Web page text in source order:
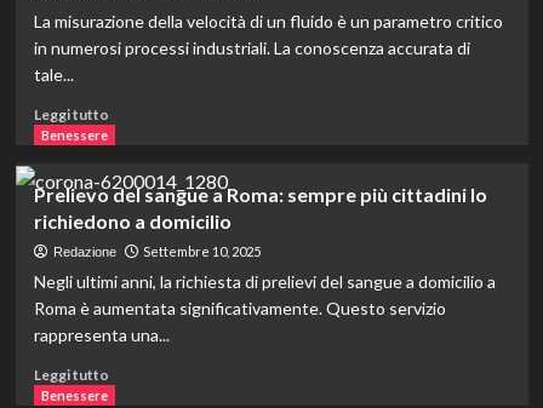
nelle
e
La misurazione della velocità di un fluido è un parametro critico
in numerosi processi industriali. La conoscenza accurata di
tale...
Leggi tuttoLeggi
di
su
Quando
si
misura
la
velocità
di
un
in
Benessere
Prelievo del sangue a Roma: sempre più cittadini lo
richiedono a domicilio
Redazione Settembre 10, 2025
Negli ultimi anni, la richiesta di prelievi del sangue a domicilio a
Roma è aumentata significativamente. Questo servizio
rappresenta una...
Leggi tuttoLeggi
di
Benessere